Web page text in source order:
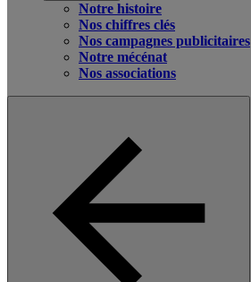
Notre histoire
Nos chiffres clés
Nos campagnes publicitaires
Notre mécénat
Nos associations